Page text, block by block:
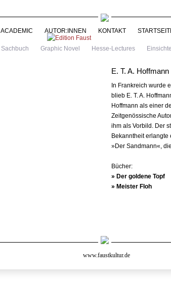
Sachbuch Graphic Novel Hesse-Lectures
ACADEMIC AUTOR:INNEN KONTAKT
E. T. A. Hoffmann
In Frankreich wurde
blieb E. T. A.
Hoffmann als einer
Zeitgenössische
ihm als Vorbild. Der
Bekanntheit
»Der Sandmann«,
Bücher:
» Der goldene Topf
» Meister Floh
www.faustkultur.de